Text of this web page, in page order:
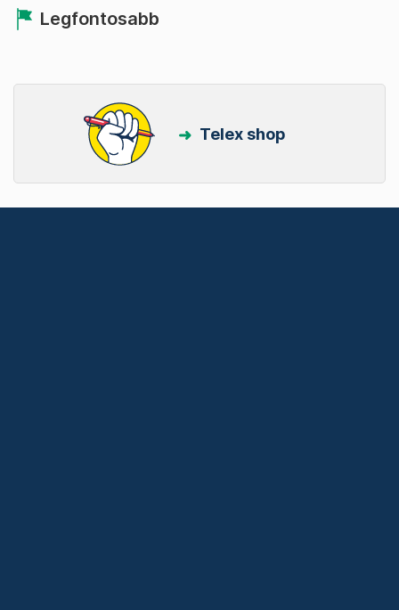
Legfontosabb
Telex shop